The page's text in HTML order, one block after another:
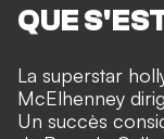
QUE
La superstar
McElhenney
Un succès